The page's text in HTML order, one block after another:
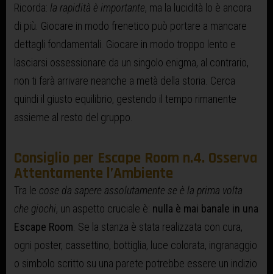
Ricorda: la rapidità è importante, ma la lucidità lo è ancora
di più. Giocare in modo frenetico può portare a mancare
dettagli fondamentali. Giocare in modo troppo lento e
lasciarsi ossessionare da un singolo enigma, al contrario,
non ti farà arrivare neanche a metà della storia. Cerca
quindi il giusto equilibrio, gestendo il tempo rimanente
assieme al resto del gruppo.
Consiglio per Escape Room n.4. Osserva
Attentamente l’Ambiente
Tra le cose da sapere assolutamente se è la prima volta
che giochi, un aspetto cruciale è: nulla è mai banale in una
Escape Room . Se la stanza è stata realizzata con cura,
ogni poster, cassettino, bottiglia, luce colorata, ingranaggio
o simbolo scritto su una parete potrebbe essere un indizio